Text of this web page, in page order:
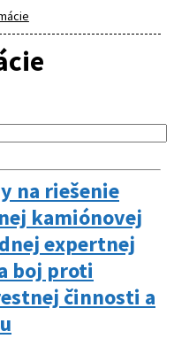
na riešenie
kamiónovej
expertnej
boj proti
činnosti a